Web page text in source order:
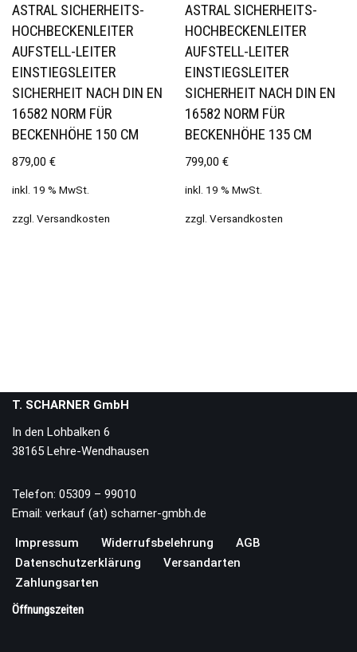
ASTRAL SICHERHEITS-
HOCHBECKENLEITER
AUFSTELL-LEITER
EINSTIEGSLEITER
SICHERHEIT NACH DIN EN
16582 NORM FÜR
BECKENHÖHE 150 CM
879,00 €
inkl. 19 % MwSt.
zzgl. Versandkosten
ASTRAL SICHERHEITS-
HOCHBECKENLEITER
AUFSTELL-LEITER
EINSTIEGSLEITER
SICHERHEIT NACH DIN EN
16582 NORM FÜR
BECKENHÖHE 135 CM
799,00€
inkl. 19 % MwSt.
zzgl.Versandkosten
T. SCHARNER GmbH
In den Lohbalken 6
38165 Lehre-Wendhausen
Telefon: 05309 – 99010
Email: verkauf (at) scharner-gmbh.de
Impressum Widerrufsbelehrung
AGB
Datenschutzerklärung
Versandarten
Zahlungsarten
Öffnungszeiten